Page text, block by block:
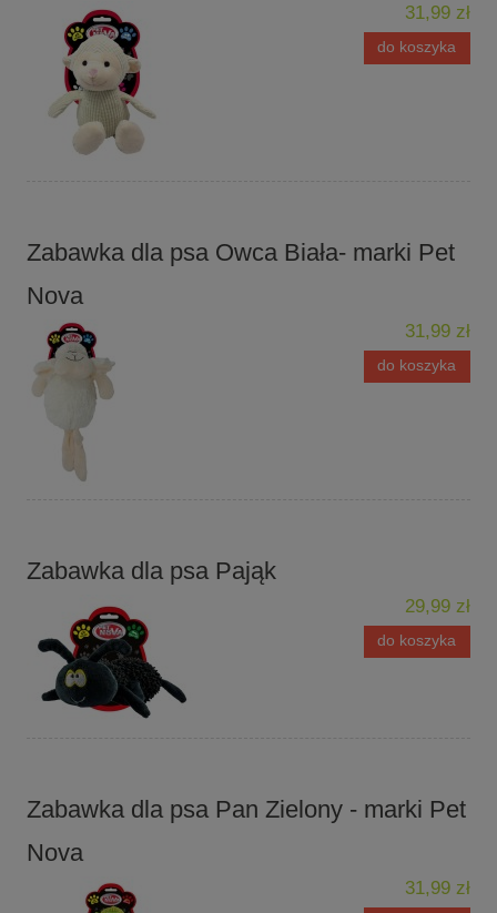
31,99 zł
do koszyka
Zabawka dla psa Owca Biała- marki Pet
Nova
31,99 zł
do koszyka
Zabawka dla psa Pająk
29,99 zł
do koszyka
Zabawka dla psa Pan Zielony - marki Pet
Nova
31,99 zł